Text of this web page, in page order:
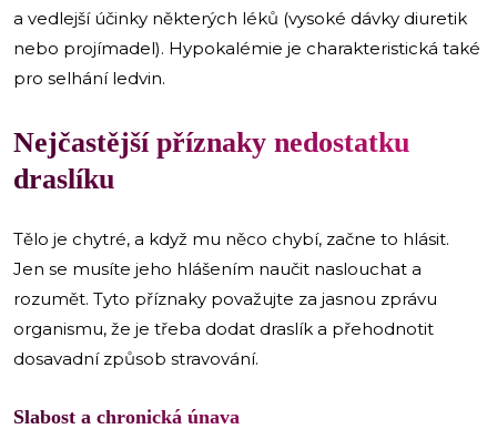
a vedlejší účinky některých léků (vysoké dávky diuretik
nebo projímadel). Hypokalémie je charakteristická také
pro selhání ledvin.
Nejčastější příznaky nedostatku
draslíku
Tělo je chytré, a když mu něco chybí, začne to hlásit.
Jen se musíte jeho hlášením naučit naslouchat a
rozumět. Tyto příznaky považujte za jasnou zprávu
organismu, že je třeba dodat draslík a přehodnotit
dosavadní způsob stravování.
Slabost a chronická únava